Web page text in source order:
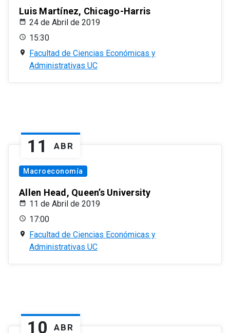
Luis Martínez, Chicago-Harris
24 de Abril de 2019
15:30
Facultad de Ciencias Económicas y
Administrativas UC
11 ABR
Macroeconomía
Allen Head, Queen’s University
11 de Abril de 2019
17:00
Facultad de Ciencias Económicas y
Administrativas UC
10 ABR